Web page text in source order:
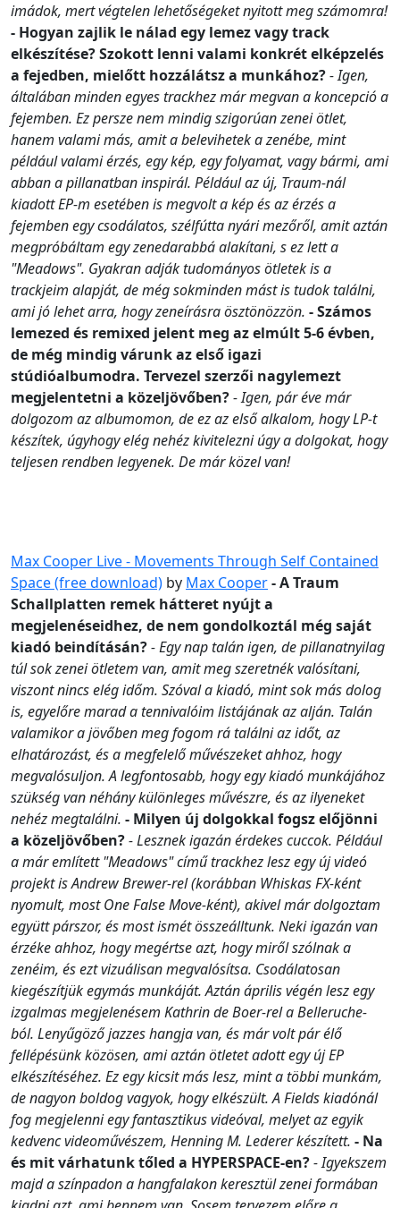
imádok, mert végtelen lehetőségeket nyitott meg számomra!
- Hogyan zajlik le nálad egy lemez vagy track
elkészítése? Szokott lenni valami konkrét elképzelés
a fejedben, mielőtt hozzálátsz a munkához?- Igen,
általában minden egyes trackhez már megvan a koncepció a
fejemben. Ez persze nem mindig szigorúan zenei ötlet,
hanem valami más, amit a belevihetek a zenébe, mint
például valami érzés, egy kép, egy folyamat, vagy bármi, ami
abban a pillanatban inspirál. Például az új, Traum-nál
kiadott EP-m esetében is megvolt a kép és az érzés a
fejemben egy csodálatos, szélfútta nyári mezőről, amit aztán
megpróbáltam egy zenedarabbá alakítani, s ez lett a
"Meadows". Gyakran adják tudományos ötletek is a
trackjeim alapját, de még sokminden mást is tudok találni,
ami jó lehet arra, hogy zeneírásra ösztönözzön. - Számos
lemezed és remixed jelent meg az elmúlt 5-6 évben,
de még mindig várunk az első igazi
stúdióalbumodra. Tervezel szerzői nagylemezt
megjelentetni a közeljövőben?- Igen, pár éve már
dolgozom az albumomon, de ez az első alkalom, hogy LP-t
készítek, úgyhogy elég nehéz kivitelezni úgy a dolgokat, hogy
teljesen rendben legyenek. De már közel van!
Max Cooper Live - Movements Through Self Contained
Space (free download) by Max Cooper- A Traum
Schallplatten remek hátteret nyújt a
megjelenéseidhez, de nem gondolkoztál még saját
kiadó beindításán?- Egy nap talán igen, de pillanatnyilag
túl sok zenei ötletem van, amit meg szeretnék valósítani,
viszont nincs elég időm. Szóval a kiadó, mint sok más dolog
is, egyelőre marad a tennivalóim listájának az alján. Talán
valamikor a jövőben meg fogom rá találni az időt, az
elhatározást, és a megfelelő művészeket ahhoz, hogy
megvalósuljon. A legfontosabb, hogy egy kiadó munkájához
szükség van néhány különleges művészre, és az ilyeneket
nehéz megtalálni. - Milyen új dolgokkal fogsz előjönni
a közeljövőben?- Lesznek igazán érdekes cuccok. Például
a már említett "Meadows" című trackhez lesz egy új videó
projekt is Andrew Brewer-rel (korábban Whiskas FX-ként
nyomult, most One False Move-ként), akivel már dolgoztam
együtt párszor, és most ismét összeálltunk. Neki igazán van
érzéke ahhoz, hogy megértse azt, hogy miről szólnak a
zenéim, és ezt vizuálisan megvalósítsa. Csodálatosan
kiegészítjük egymás munkáját. Aztán április végén lesz egy
izgalmas megjelenésem Kathrin de Boer-rel a Belleruche-
ból. Lenyűgöző jazzes hangja van, és már volt pár élő
fellépésünk közösen, ami aztán ötletet adott egy új EP
elkészítéséhez. Ez egy kicsit más lesz, mint a többi munkám,
de nagyon boldog vagyok, hogy elkészült. A Fields kiadónál
fog megjelenni egy fantasztikus videóval, melyet az egyik
kedvenc videoművészem, Henning M. Lederer készített. - Na
és mit várhatunk tőled a HYPERSPACE-en?- Igyekszem
majd a színpadon a hangfalakon keresztül zenei formában